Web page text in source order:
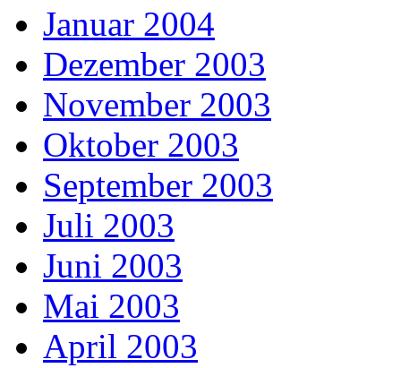
Januar 2004
Dezember 2003
November 2003
Oktober 2003
September 2003
Juli 2003
Juni 2003
Mai 2003
April 2003